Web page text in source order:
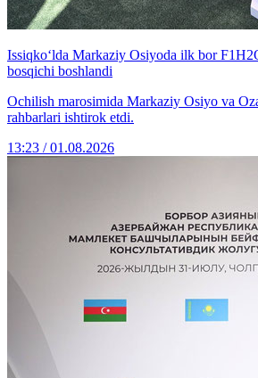
Issiqko‘lda Markaziy Osiyoda ilk bor
bosqichi boshlandi
Ochilish marosimida Markaziy Osiyo va
rahbarlari ishtirok etdi.
13:23 / 01.08.2026